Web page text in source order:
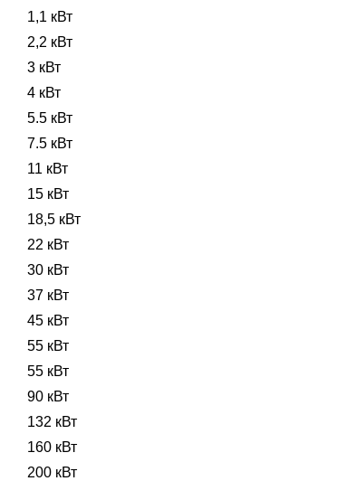
1,1 кВт
2,2 кВт
3 кВт
4 кВт
5.5 кВт
7.5 кВт
11 кВт
15 кВт
18,5 кВт
22 кВт
30 кВт
37 кВт
45 кВт
55 кВт
55 кВт
90 кВт
132 кВт
160 кВт
200 кВт